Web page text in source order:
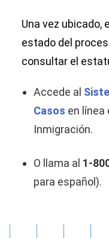
Una vez ubicado,
estado del
consultar el
Accede al
Casos en línea
Inmigración.
O llama al 1-
para español).